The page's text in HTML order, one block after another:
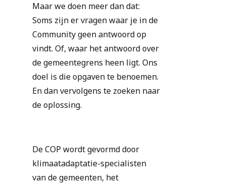
Maar we doen meer dan dat:
Soms zijn er vragen waar je in de
Community geen antwoord op
vindt. Of, waar het antwoord over
de gemeentegrens heen ligt. Ons
doel is die opgaven te benoemen.
En dan vervolgens te zoeken naar
de oplossing.
De COP wordt gevormd door
klimaatadaptatie-specialisten
van de gemeenten, het